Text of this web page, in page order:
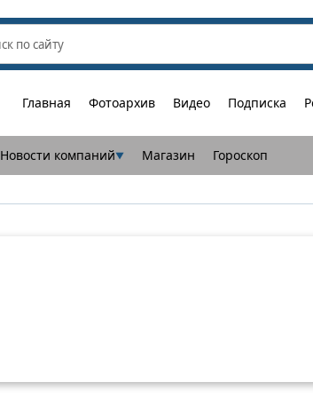
Главная Фотоархив Видео Подписка
Новости компаний▼ Магазин Гороскоп